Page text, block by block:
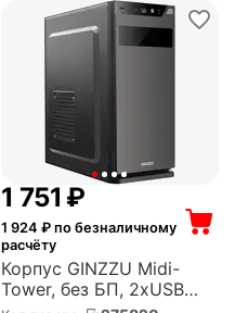
1 751 ₽
1 924 ₽ по безналичному
расчёту
Корпус GINZZU Midi-
Tower, без БП, 2xUSB